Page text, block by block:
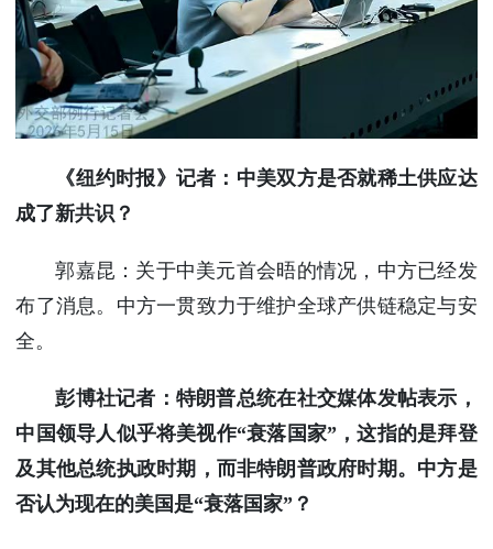
《纽约时报》记者：中美双方是否就稀土供应达
成了新共识？
郭嘉昆：关于中美元首会晤的情况，中方已经发
布了消息。中方一贯致力于维护全球产供链稳定与安
全。
彭博社记者：特朗普总统在社交媒体发帖表示，
中国领导人似乎将美视作“衰落国家”，这指的是拜登
及其他总统执政时期，而非特朗普政府时期。中方是
否认为现在的美国是“衰落国家”？